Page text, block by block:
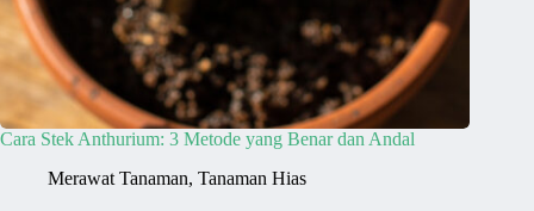
Cara Stek Anthurium: 3 Metode yang Benar dan Andal
Merawat Tanaman, Tanaman Hias